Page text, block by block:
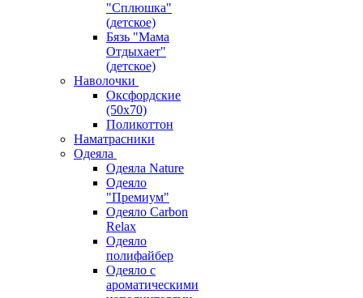
"Сплюшка"
(детское)
Бязь "Мама
Отдыхает"
(детское)
Наволочки
Оксфордские
(50х70)
Поликоттон
Наматрасники
Одеяла
Одеяла Nature
Одеяло
"Премиум"
Одеяло Carbon
Relax
Одеяло
полифайбер
Одеяло с
ароматическими